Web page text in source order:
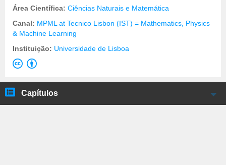
Área Científica: Ciências Naturais e Matemática
Canal: MPML at Tecnico Lisbon (IST) = Mathematics, Physics
& Machine Learning
Instituição: Universidade de Lisboa
Capítulos